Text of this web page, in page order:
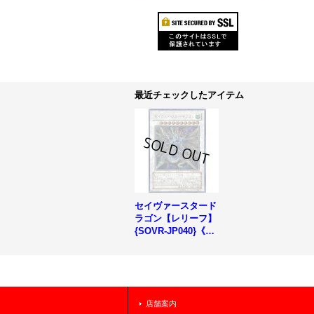
最近チェックしたアイテム
セイヴァースタード
ラゴン【レリーフ】
{SOVR-JP040}《シ
店舗案内